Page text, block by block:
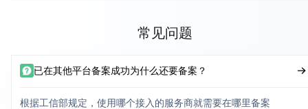
常见问题
已在其他平台备案成功为什么还要备案？
根据工信部规定，使用哪个接入的服务商就需要在哪里备案